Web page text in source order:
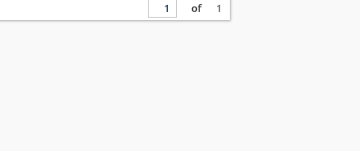
of 1